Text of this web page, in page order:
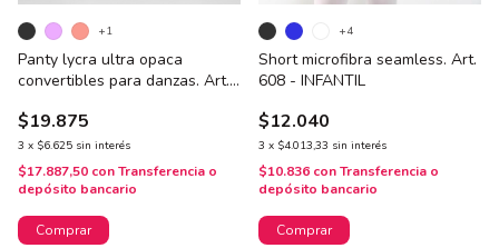
Panty lycra ultra opaca
convertibles para danzas. Art.
$19.875
3 x $6.625 sin interés
$17.887,50 conTransferencia o
depósito bancario
+1
Comprar
Short microfibra seamless. Art.
608 - INFANTIL
$12.040
3 x $4.013,33 sin interés
$10.836 conTransferencia o
depósito bancario
+4
Comprar